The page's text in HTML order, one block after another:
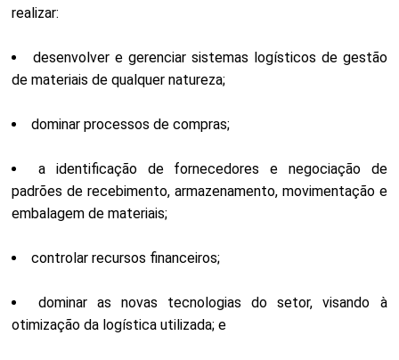
realizar:
desenvolver e gerenciar sistemas logísticos de gestão
de materiais de qualquer natureza;
dominar processos de compras;
a identificação de fornecedores e negociação de
padrões de recebimento, armazenamento, movimentação e
embalagem de materiais;
controlar recursos financeiros;
dominar as novas tecnologias do setor, visando à
otimização da logística utilizada; e